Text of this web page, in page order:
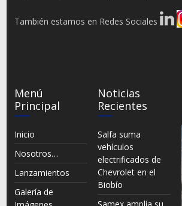
También estamos en Redes Sociales
Menú
Principal
Inicio
Nosotros…
Lanzamientos
Galería de
Noticias
Recientes
Salfa suma
vehículos
electrificados de
Chevrolet en el
Biobío